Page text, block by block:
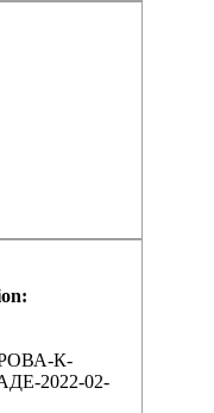
К-
2022-02-